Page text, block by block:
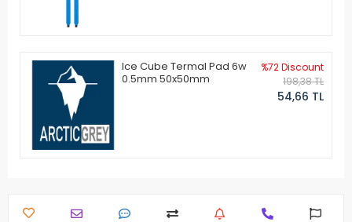
Ice Cube Termal Pad 6w
0.5mm 50x50mm
%72 Discount
198,38 TL
54,66 TL